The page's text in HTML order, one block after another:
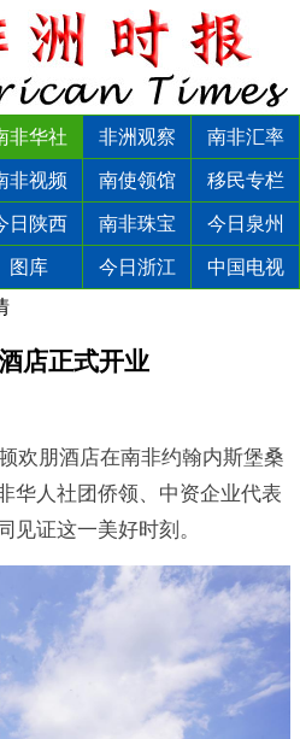
非华社 非洲观察 南非汇率
非视频 南使领馆 移民专栏
日陕西 南非珠宝 今日泉州
图库 今日浙江
中国电视
店正式开业
欢朋酒店在南非约翰内斯堡桑
华人社团侨领、中资企业代表
见证这一美好时刻。